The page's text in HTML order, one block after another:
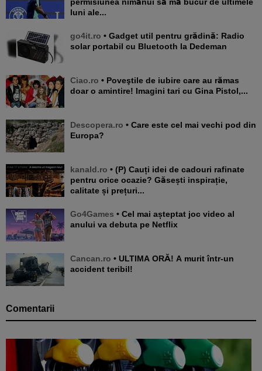
luni ale...
go4it.ro • Gadget util pentru grădină: Radio
solar portabil cu Bluetooth la Dedeman
Ciao.ro • Poveştile de iubire care au rămas
doar o amintire! Imagini tari cu Gina Pistol,...
Descopera.ro • Care este cel mai vechi pod din
Europa?
kanald.ro • (P) Cauți idei de cadouri rafinate
pentru orice ocazie? Găsești inspirație,
calitate și prețuri...
Go4Games • Cel mai așteptat joc video al
anului va debuta pe Netflix
Cancan.ro • ULTIMA ORĂ! A murit într-un
accident teribil!
Comentarii